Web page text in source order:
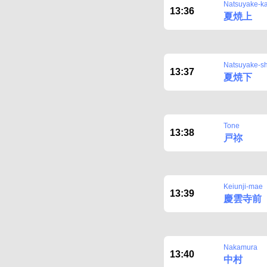
13:36
Natsuyake-
夏焼上
13:37
Natsuyake-
夏焼下
13:38
Tone
戸祢
13:39
Keiunji-mae
慶雲寺前
13:40
Nakamura
中村